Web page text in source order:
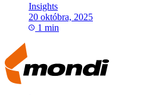
Insights
20 októbra, 2025
1 min